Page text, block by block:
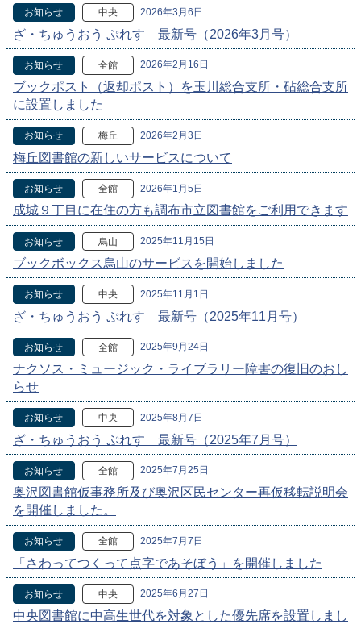
お知らせ 中央 2026年3月6日
ざ・ちゅうおう ぷれす 最新号（2026年3月号）
お知らせ 全館 2026年2月16日
ブックポスト（返却ポスト）を玉川総合支所・砧総合支所
に設置しました
お知らせ 梅丘 2026年2月3日
梅丘図書館の新しいサービスについて
お知らせ 全館 2026年1月5日
成城９丁目に在住の方も調布市立図書館をご利用できます
お知らせ 烏山 2025年11月15日
ブックボックス烏山のサービスを開始しました
お知らせ 中央 2025年11月1日
ざ・ちゅうおう ぷれす 最新号（2025年11月号）
お知らせ 全館 2025年9月24日
ナクソス・ミュージック・ライブラリー障害の復旧のおし
らせ
お知らせ 中央 2025年8月7日
ざ・ちゅうおう ぷれす 最新号（2025年7月号）
お知らせ 全館 2025年7月25日
奥沢図書館仮事務所及び奥沢区民センター再仮移転説明会
を開催しました。
お知らせ 全館 2025年7月7日
「さわってつくって点字であそぼう」を開催しました
お知らせ 中央 2025年6月27日
中央図書館に中高生世代を対象とした優先席を設置しまし